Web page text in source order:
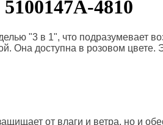
4810
"3 в 1", что подразумевает
Она доступна в розовом цвете.
от влаги и ветра, но и